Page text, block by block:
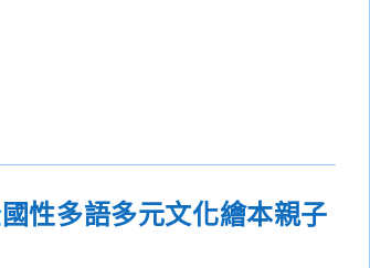
性多語多元文化繪本親子